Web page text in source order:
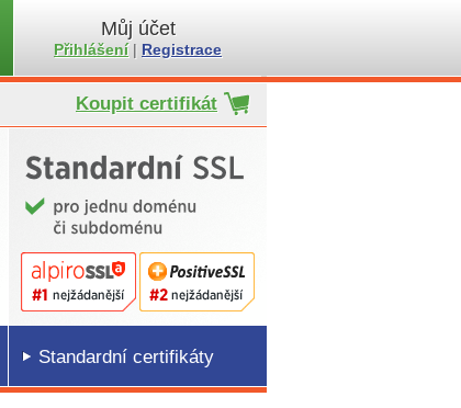
Můj účet
Přihlášení| Registrace
Koupit certifikát
Standardní certifikáty